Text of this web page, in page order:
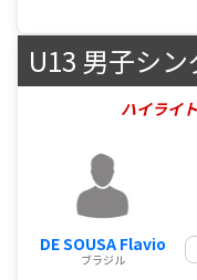
U13 男子シン
ハイライ
DE SOUSA Flavio
ブラジル